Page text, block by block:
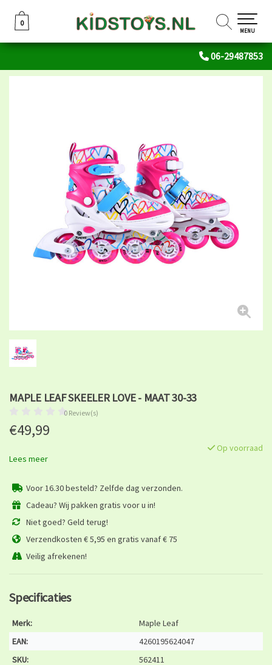
06-29487853
0
0
MENU
MAPLE LEAF SKEELER LOVE - MAAT 30-33
0 Review(s)
€49,99
Op voorraad
Lees meer
Voor 16.30 besteld? Zelfde dag verzonden.
Cadeau? Wij pakken gratis voor u in!
Niet goed? Geld terug!
Verzendkosten € 5,95 en gratis vanaf € 75
Veilig afrekenen!
Specificaties
Merk:
Maple Leaf
EAN:
4260195624047
SKU:
562411